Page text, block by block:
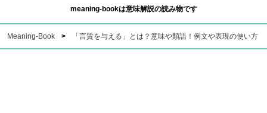
meaning-bookは意味解説の読み物です
Meaning-Book 「言質を与える」とは？意味や類語！例文や表現の使い方